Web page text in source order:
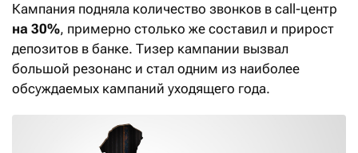
Кампания подняла количество звонков в call-центр
на 30%, примерно столько же составил и прирост
депозитов в банке. Тизер кампании вызвал
большой резонанс и стал одним из наиболее
обсуждаемых кампаний уходящего года.